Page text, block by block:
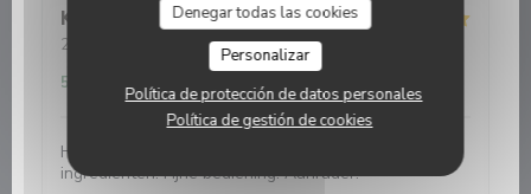
Denegar todas las cookies
Personalizar
Política de protección de datos personales
Política de gestión de cookies
Kittie
2026-08-04
- 19:30 - Invitados 2
Ambiente :5/5 Menú 5
5
Heerlijk gegeten met verse perfect bereide
ingrediënten. Fijne bediening. Aanrader!